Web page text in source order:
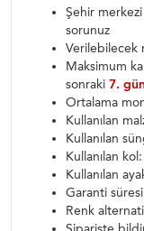
Şehir
sorunuz
Verilebilecek
Maksimum
sonraki 7. gün
Ortalama
Kullanılan
Kullanılan
Kullanılan
Kullanılan
Garanti
Renk